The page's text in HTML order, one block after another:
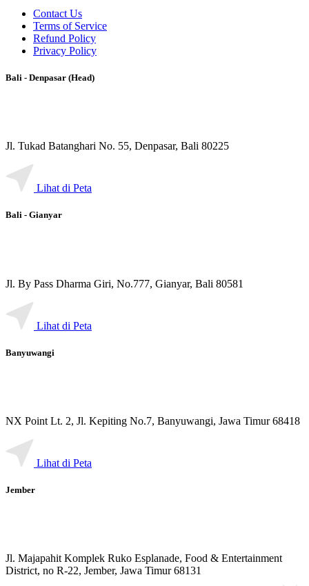
Contact Us
Terms of Service
Refund Policy
Privacy Policy
Bali - Denpasar (Head)
Jl. Tukad Batanghari No. 55, Denpasar, Bali 80225
Lihat di Peta
Bali - Gianyar
Jl. By Pass Dharma Giri, No.777, Gianyar, Bali 80581
Lihat di Peta
Banyuwangi
NX Point Lt. 2, Jl. Kepiting No.7, Banyuwangi, Jawa Timur 68418
Lihat di Peta
Jember
Jl. Majapahit Komplek Ruko Esplanade, Food & Entertainment
District, no R-22, Jember, Jawa Timur 68131